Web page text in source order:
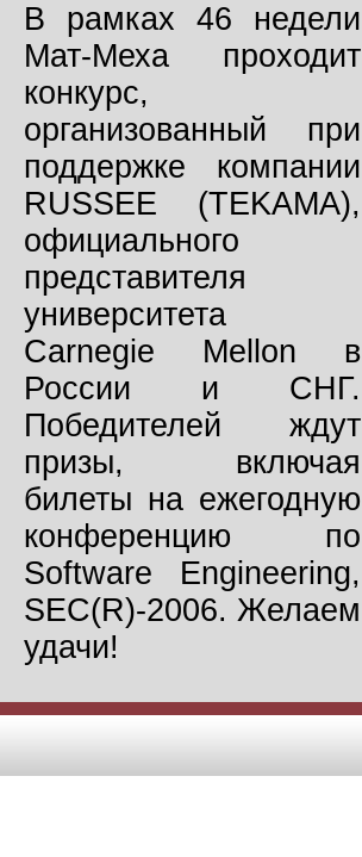
В рамках 46 недели
Мат-Меха проходит
конкурс,
организованный при
поддержке компании
RUSSEE (TEKAMA),
официального
представителя
университета
Carnegie Mellon в
России и СНГ.
Победителей ждут
призы, включая
билеты на ежегодную
конференцию по
Software Engineering,
SEC(R)-2006. Желаем
удачи!